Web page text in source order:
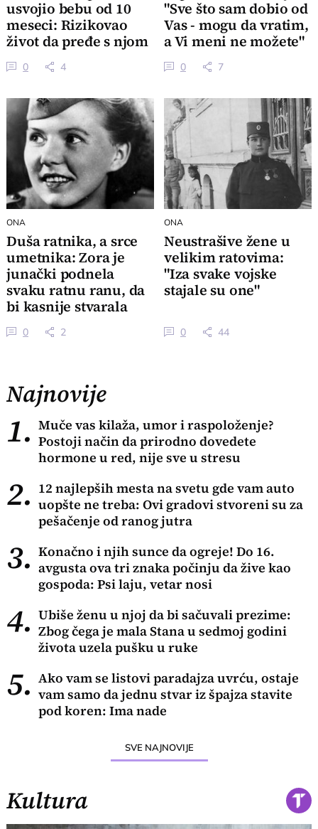
usvojio bebu od 10
meseci: Rizikovao
život da pređe s njom
granicu
0 4
"Sve što sam dobio od
Vas - mogu da vratim,
a Vi meni ne možete"
0 7
ONA
Duša ratnika, a srce
umetnika: Zora je
junački podnela
svaku ratnu ranu, da
bi kasnije stvarala
modne kreacije
0 2
ONA
Neustrašive žene u
velikim ratovima:
"Iza svake vojske
stajale su one"
0 44
Najnovije
1. Muče vas kilaža, umor i raspoloženje?
Postoji način da prirodno dovedete
hormone u red, nije sve u stresu
2. 12 najlepših mesta na svetu gde vam auto
uopšte ne treba: Ovi gradovi stvoreni su za
pešačenje od ranog jutra
3. Konačno i njih sunce da ogreje! Do 16.
avgusta ova tri znaka počinju da žive kao
gospoda: Psi laju, vetar nosi
4. Ubiše ženu u njoj da bi sačuvali prezime:
Zbog čega je mala Stana u sedmoj godini
života uzela pušku u ruke
5. Ako vam se listovi paradajza uvrću, ostaje
vam samo da jednu stvar iz špajza stavite
pod koren: Ima nade
SVE NAJNOVIJE
Kultura